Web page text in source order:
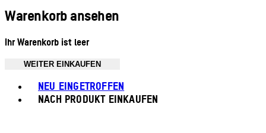
Warenkorb ansehen
Ihr Warenkorb ist leer
WEITER EINKAUFEN
NEU EINGETROFFEN
NACH PRODUKT EINKAUFEN